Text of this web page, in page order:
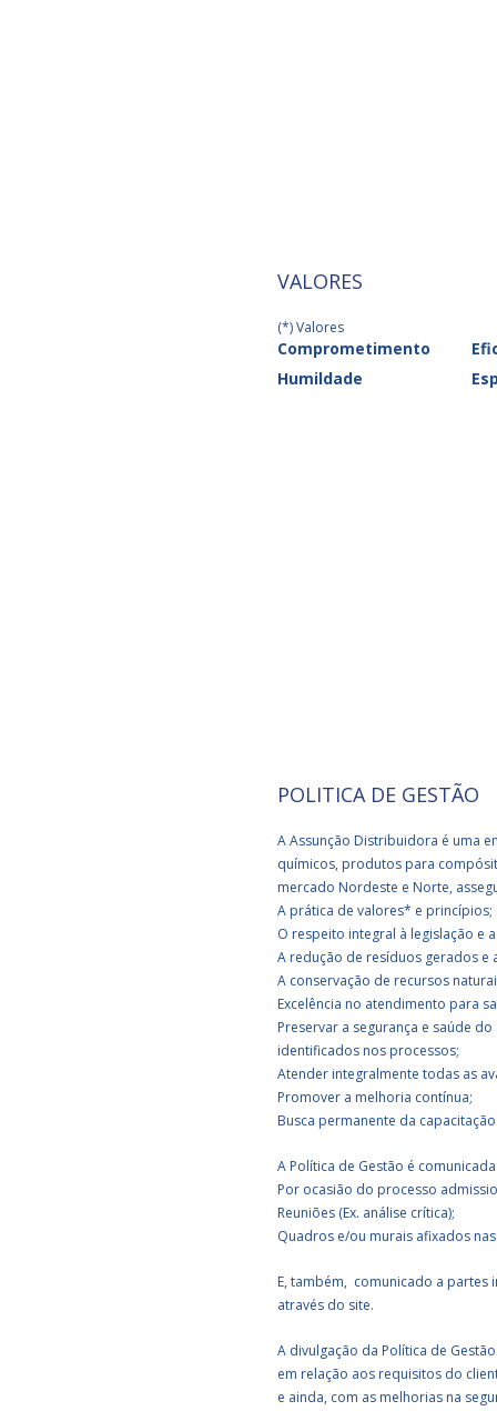
2022
VALORES
(*) Valores
Comprometimento
Humildade
POLITICA DE GESTÃO
A Assunção Distribuidora é uma
químicos, produtos para
mercado Nordeste e Norte,
A prática de valores* e princípios;
O respeito integral à legislação e
A redução de resíduos gerados e
A conservação de recursos
Excelência no atendimento para
Preservar a segurança e saúde
identificados nos processos;
Atender integralmente todas as
Promover a melhoria contínua;
Busca permanente da
A Política de Gestão é
Por ocasião do processo
Reuniões (Ex. análise crítica);
Quadros e/ou murais afixados
E, também, comunicado a partes
através do site.
A divulgação da Política de
em relação aos requisitos do
e ainda, com as melhorias na